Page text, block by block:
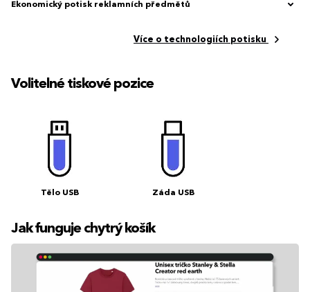
Ekonomický potisk reklamních předmětů
Více o technologiích potisku
Volitelné tiskové pozice
Tělo USB Záda USB
Jak funguje chytrý košík